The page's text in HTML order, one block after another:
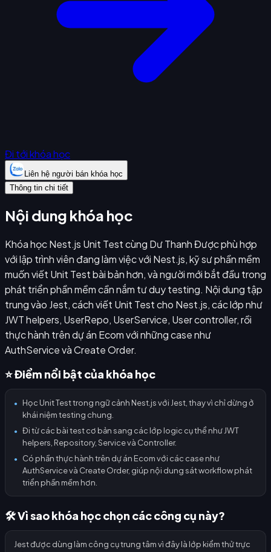
Đi tới khóa học
Liên hệ người bán khóa học
Thông tin chi tiết
Nội dung khóa học
Khóa học Nest.js Unit Test cùng Dư Thanh Được phù hợp
với lập trình viên đang làm việc với Nest.js, kỹ sư phần mềm
muốn viết Unit Test bài bản hơn, và người mới bắt đầu trong
phát triển phần mềm cần nắm tư duy testing. Nội dung tập
trung vào Jest, cách viết Unit Test cho Nest.js, các lớp như
JWT helpers, UserRepo, UserService, User controller, rồi
thực hành trên dự án Ecom với những case như
AuthService và Create Order.
⭐ Điểm nổi bật của khóa học
●
Học Unit Test trong ngữ cảnh Nest.js với Jest, thay vì chỉ dừng ở
khái niệm testing chung.
●
Đi từ các bài test cơ bản sang các lớp logic cụ thể như JWT
helpers, Repository, Service và Controller.
●
Có phần thực hành trên dự án Ecom với các case như
AuthService và Create Order, giúp nội dung sát workflow phát
triển phần mềm hơn.
🛠️ Vì sao khóa học chọn các công cụ này?
Jest được dùng làm công cụ trung tâm vì đây là lớp kiểm thử trực